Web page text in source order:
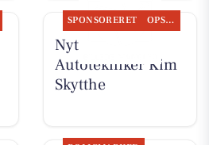
SPONSORERET OPSLAGSTAVLEN
Nyt fra
Autotekniker Kim
Skytthe